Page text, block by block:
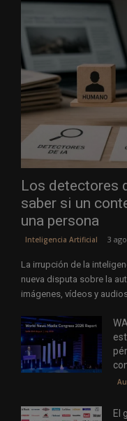
Los detectores
saber si un
una persona
Inteligencia Artificial 3
La irrupción de la
nueva disputa sobre la
imágenes, vídeos y
El